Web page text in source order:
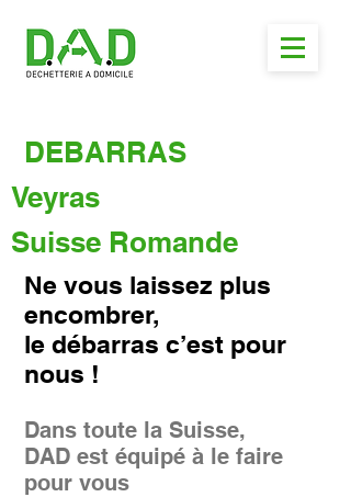
DEBARRAS
Veyras
Suisse Romande
Ne vous laissez plus
encombrer,
le débarras c’est pour
nous !
Dans toute la Suisse,
DAD est équipé à le faire
pour vous